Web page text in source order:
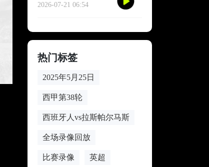
战：裁判心率爆表的
2026-07-21 06:54
热门标签
2025年5月25日
西甲第38轮
西班牙人vs拉斯帕尔马斯
全场录像回放
比赛录像 英超